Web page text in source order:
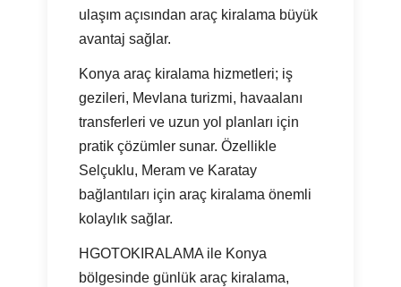
ulaşım açısından araç kiralama büyük
avantaj sağlar.
Konya araç kiralama hizmetleri; iş
gezileri, Mevlana turizmi, havaalanı
transferleri ve uzun yol planları için
pratik çözümler sunar. Özellikle
Selçuklu, Meram ve Karatay
bağlantıları için araç kiralama önemli
kolaylık sağlar.
HGOTOKIRALAMA ile Konya
bölgesinde günlük araç kiralama,